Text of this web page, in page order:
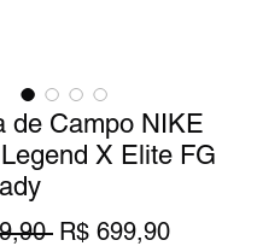
de Campo NIKE
X Elite FG
Preço
R$ 699,90Preço